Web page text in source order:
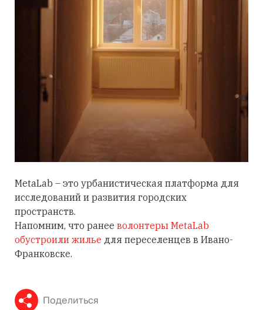
МetaLab – это урбанистическая платформа для
исследований и развития городских
пространств.
Напомним, что ранее волонтеры МetaLab
обустроили жилье для переселенцев в Ивано-
Франковске.
Поделиться